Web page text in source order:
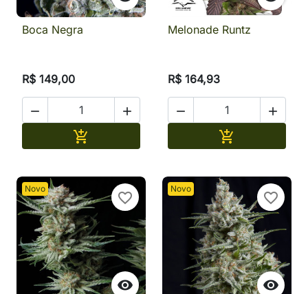
Boca Negra
R$ 149,00
 

Melonade Runtz
R$ 164,93
 

Novo

favorite_border
Novo

favorite_border